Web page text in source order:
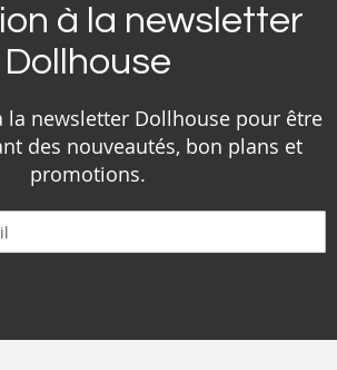
à la newsletter
Dollhouse
la newsletter Dollhouse pour être
des nouveautés, bon plans et
promotions.